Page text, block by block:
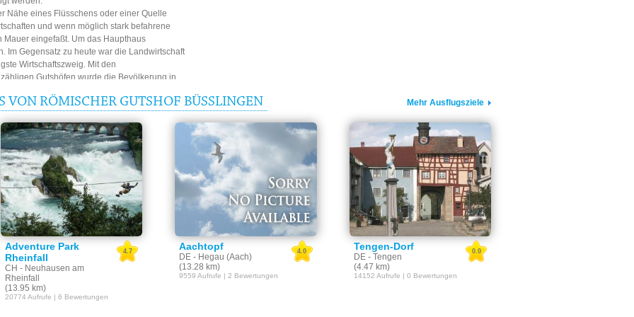
Nähe eines Flüsschens oder einer Quelle
und wenn möglich stark befahrene
eingefaßt. Um das Haupthaus
Im Gegensatz zu heute war die Landwirtschaft
Wirtschaftszweig. Mit den
Gutshöfen wurde die Bevölkerung in
versehen waren. Ein nahezu 600 qm
Teil des Hauptgebäudes.
Tempel.
liegt nahe an der südlichen
Kaltbad mit Kaltwasserbecken befinden sich
im östlichen Teil. Es wurde über
ist, wie die damaligen Heiz- und
praktizierten Heiz- und
das Gründungsdatum um 75/80 nach Christus
Hilfe eines 99 Münzen umfassenden
in das Jahr 263 nach Christus festlegen.
RÖMISCHER GUTSHOF BÜSSLINGEN Mehr Ausflugsziele
Adventure Park
Rheinfall
CH - Neuhausen am
Rheinfall
(13.95 km)
4.7
20774 Aufrufe | 6 Bewertungen
Aachtopf
DE - Hegau (Aach)
(13.28 km)
4.0
9559 Aufrufe | 2 Bewertungen
Tengen-Dorf
DE - Tengen
(4.47 km)
0.0
14152 Aufrufe | 0 Bewertungen